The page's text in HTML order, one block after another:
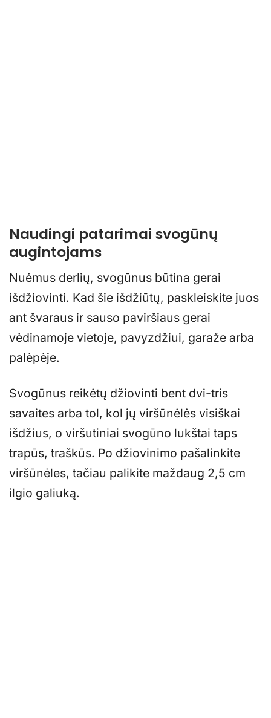
Naudingi patarimai svogūnų
augintojams
Nuėmus derlių, svogūnus būtina gerai
išdžiovinti. Kad šie išdžiūtų, paskleiskite juos
ant švaraus ir sauso paviršiaus gerai
vėdinamoje vietoje, pavyzdžiui, garaže arba
palėpėje.
Svogūnus reikėtų džiovinti bent dvi-tris
savaites arba tol, kol jų viršūnėlės visiškai
išdžius, o viršutiniai svogūno lukštai taps
trapūs, traškūs. Po džiovinimo pašalinkite
viršūnėles, tačiau palikite maždaug 2,5 cm
ilgio galiuką.